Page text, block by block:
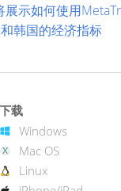
示如何使用
韩国的经济指标
下载
Windows
Mac OS
Linux